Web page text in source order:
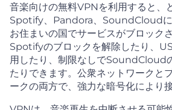
音楽向けの無料VPNを利用すると、
Spotify、Pandora、SoundCloudに
お住まいの国でサービスがブロック
Spotifyのブロックを解除したり、
用したり、制限なしでSoundCloud
たりできます。公衆ネットワークと
ークの両方で、強力な暗号化により